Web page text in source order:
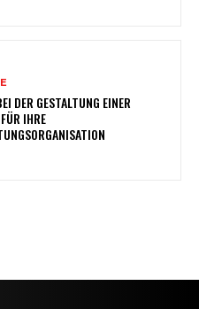
DER GESTALTUNG EINER
IHRE